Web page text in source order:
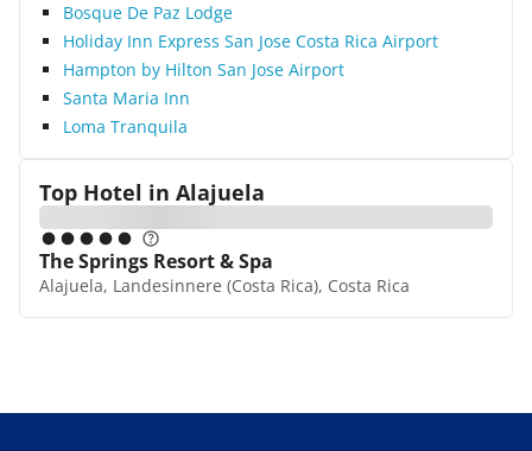
Bosque De Paz Lodge
Holiday Inn Express San Jose Costa Rica Airport
Hampton by Hilton San Jose Airport
Santa Maria Inn
Loma Tranquila
Top Hotel in Alajuela
The Springs Resort & Spa
Alajuela, Landesinnere (Costa Rica), Costa Rica